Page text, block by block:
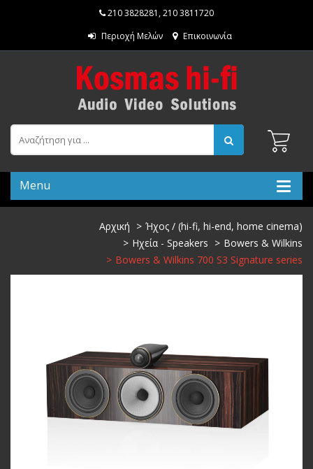
210 3828281 ,210 3811720
Περιοχή Μελών
Επικοινωνία
Menu
Αρχική
Ήχος / (hi-fi, hi-end, home cinema)
Ηχεία - Speakers
Bowers & Wilkins
Bowers & Wilkins 700 S3 Signature series